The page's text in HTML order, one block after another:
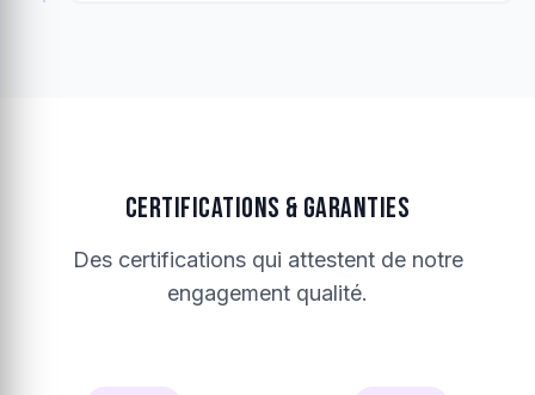
CERTIFICATIONS & GARANTIES
Des certifications qui attestent de notre
engagement qualité.